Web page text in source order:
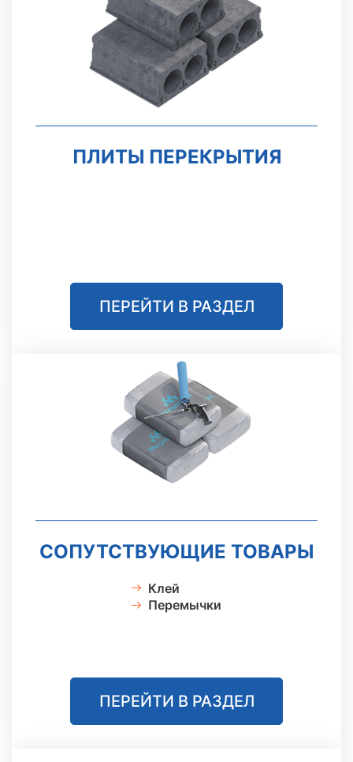
ПЛИТЫ ПЕРЕКРЫТИЯ
ПЕРЕЙТИ В РАЗДЕЛ
СОПУТСТВУЮЩИЕ ТОВАРЫ
Клей
Перемычки
ПЕРЕЙТИ В РАЗДЕЛ